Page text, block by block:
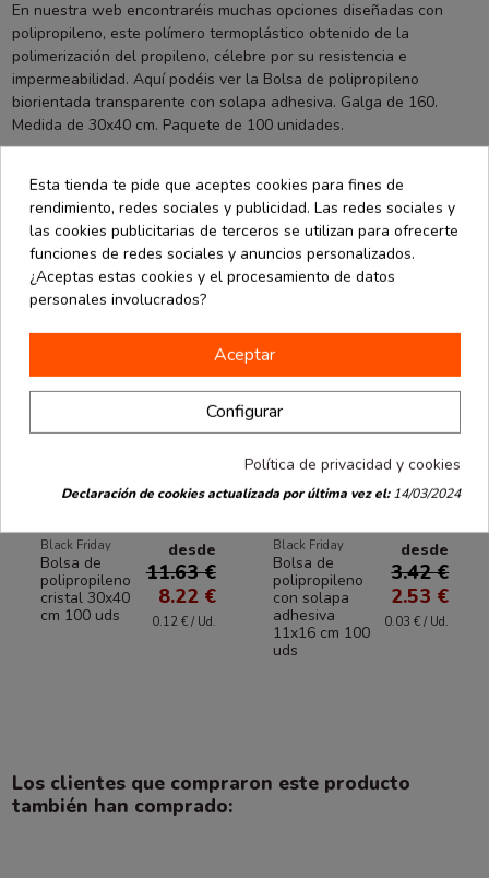
En nuestra web encontraréis muchas opciones diseñadas con
polipropileno, este polímero termoplástico obtenido de la
polimerización del propileno, célebre por su resistencia e
impermeabilidad. Aquí podéis ver la Bolsa de polipropileno
biorientada transparente con solapa adhesiva. Galga de 160.
Medida de 30x40 cm. Paquete de 100 unidades.
También podría interesarle
Black Friday
Bolsa de
polipropileno
cristal 30x40
cm 100 uds
desde
11.63 €
8.22 €
0.12 € / Ud.
Black Friday
Bolsa de
polipropileno
con solapa
adhesiva
11x16 cm 100
uds
desde
3.42 €
2.53 €
0.03 € / Ud.
Los clientes que compraron este producto
también han comprado:
Esta tienda te pide que aceptes cookies para fines de
rendimiento, redes sociales y publicidad. Las redes sociales y
las cookies publicitarias de terceros se utilizan para ofrecerte
funciones de redes sociales y anuncios personalizados.
¿Aceptas estas cookies y el procesamiento de datos
personales involucrados?
Aceptar
Configurar
Política de privacidad y cookies
Declaración de cookies actualizada por última vez el:14/03/2024